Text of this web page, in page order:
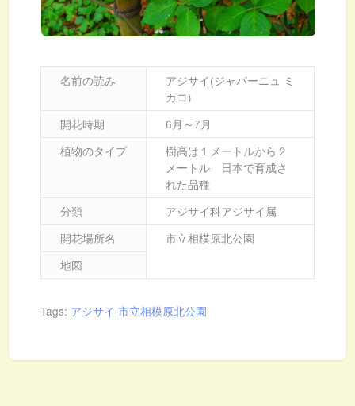
名前の読み
アジサイ(ジャパーニュ ミ
カコ)
開花時期
6月～7月
植物のタイプ
樹高は１メートルから２
メートル 日本で育成さ
れた品種
分類
アジサイ科アジサイ属
開花場所名
市立相模原北公園
地図
Tags: アジサイ 市立相模原北公園